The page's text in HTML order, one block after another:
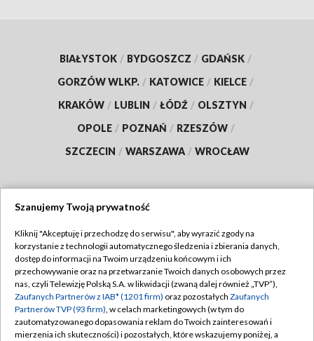
BIAŁYSTOK / BYDGOSZCZ / GDAŃSK /
GORZÓW WLKP. / KATOWICE / KIELCE /
KRAKÓW / LUBLIN / ŁÓDŹ / OLSZTYN /
OPOLE / POZNAŃ / RZESZÓW /
SZCZECIN / WARSZAWA / WROCŁAW
TVP
Abonament TVP
Emisja w TVP
Centrum informacji TVP
Regulamin TVP
Polityka prywatności
Moje zgody
Szanujemy Twoją prywatność
Kliknij "Akceptuję i przechodzę do serwisu", aby wyrazić zgody na
korzystanie z technologii automatycznego śledzenia i zbierania danych,
dostęp do informacji na Twoim urządzeniu końcowym i ich
przechowywanie oraz na przetwarzanie Twoich danych osobowych przez
nas, czyli Telewizję Polską S.A. w likwidacji (zwaną dalej również „TVP”),
Zaufanych Partnerów z IAB* (1201 firm) oraz pozostałych Zaufanych
Partnerów TVP (93 firm), w celach marketingowych (w tym do
zautomatyzowanego dopasowania reklam do Twoich zainteresowań i
mierzenia ich skuteczności) i pozostałych, które wskazujemy poniżej, a